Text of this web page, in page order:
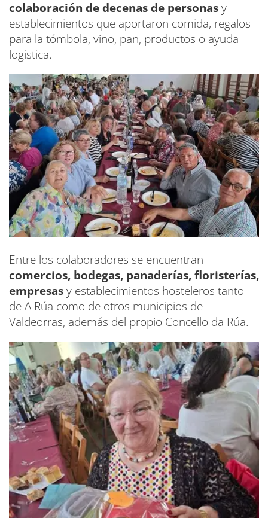
colaboración de decenas de personasy
establecimientos que aportaron comida, regalos
para la tómbola, vino, pan, productos o ayuda
logística.
Entre los colaboradores se encuentran
comercios, bodegas, panaderías, floristerías,
empresasy establecimientos hosteleros tanto
de A Rúa como de otros municipios de
Valdeorras, además del propio Concello da Rúa.